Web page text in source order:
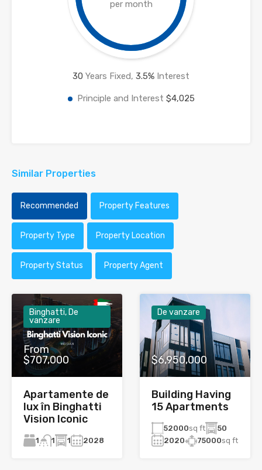
per month
30 Years Fixed, 3.5% Interest
Principle and Interest $4,025
Similar Properties
Recommended Property Features
Property Type Property Location
Property Status Property Agent
Binghatti, De
vanzare
From
$707,000
Apartamente de
lux în Binghatti
Vision Iconic
1 1 1 2028
De vanzare
$6,950,000
Building Having
15 Apartments
52000sq ft
50
2020
75000sq ft